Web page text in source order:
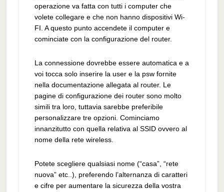
operazione va fatta con tutti i computer che
volete collegare e che non hanno dispositivi Wi-
FI. A questo punto accendete il computer e
cominciate con la configurazione del router.
La connessione dovrebbe essere automatica e a
voi tocca solo inserire la user e la psw fornite
nella documentazione allegata al router. Le
pagine di configurazione dei router sono molto
simili tra loro, tuttavia sarebbe preferibile
personalizzare tre opzioni. Cominciamo
innanzitutto con quella relativa al SSID ovvero al
nome della rete wireless.
Potete scegliere qualsiasi nome (“casa”, “rete
nuova” etc..), preferendo l’alternanza di caratteri
e cifre per aumentare la sicurezza della vostra